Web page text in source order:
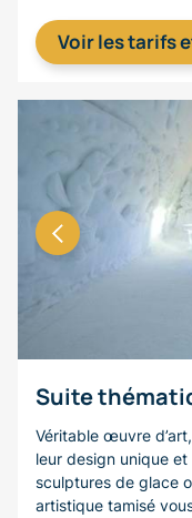
Voir les tarifs
Suite
Véritable œuvre
leur design unique
sculptures de glace
artistique tamisé